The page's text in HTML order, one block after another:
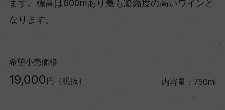
ます。標高は600mあり最も凝縮度の高いワインと
なります。
希望小売価格
19,000 円（税抜） 内容量：750ml